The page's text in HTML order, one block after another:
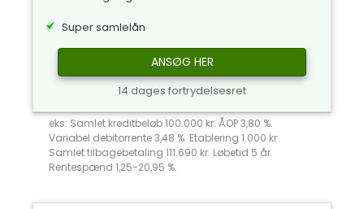
Super samlelån
ANSØG HER
14 dages fortrydelsesret
eks: Samlet kreditbeløb 100.000 kr. ÅOP 3,80 %.
Variabel debitorrente 3,48 %. Etablering 1.000 kr.
Samlet tilbagebetaling 111.690 kr. Løbetid 5 år.
Rentespænd 1,25-20,95 %.